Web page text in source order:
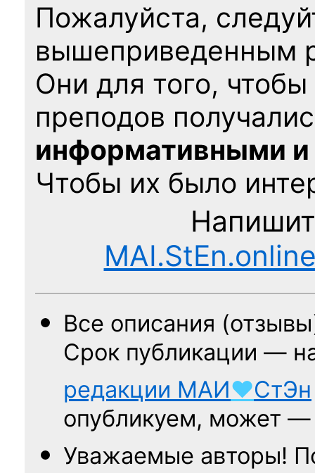
Пожалуйста,
вышеприведенным
Они для того,
преподов
информативными
Чтобы их было
Все описания
Срок публикации —
редакции МАИ♥СтЭн
опубликуем, может
Уважаемые авторы!